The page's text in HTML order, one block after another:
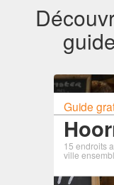
Guide
15 endroits
ville